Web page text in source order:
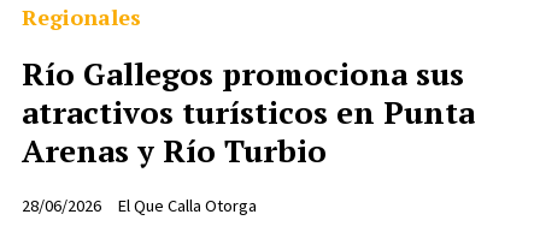
Río Gallegos promociona sus
atractivos turísticos en Punta
Arenas y Río Turbio
El Que Calla Otorga
Regionales
28/06/2026